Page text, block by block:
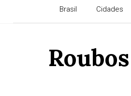
Brasil Cidades